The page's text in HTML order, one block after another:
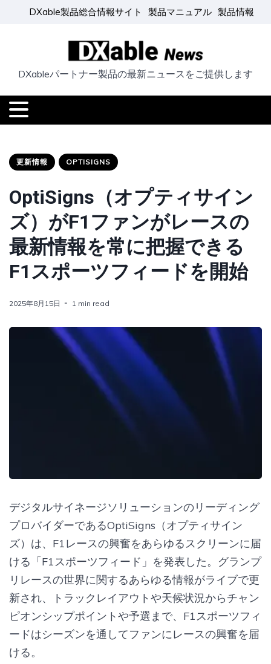
DXable製品総合情報サイト 製品マニュアル 製品情報
DXableパートナー製品の最新ニュースをご提供します
更新情報 OPTISIGNS
OptiSigns（オプティサイン
ズ）がF1ファンがレースの
最新情報を常に把握できる
F1スポーツフィードを開始
2025年8月15日 1 min read
デジタルサイネージソリューションのリーディング
プロバイダーであるOptiSigns（オプティサイン
ズ）は、F1レースの興奮をあらゆるスクリーンに届
ける「F1スポーツフィード」を発表した。グランプ
リレースの世界に関するあらゆる情報がライブで更
新され、トラックレイアウトや天候状況からチャン
ピオンシップポイントや予選まで、F1スポーツフィ
ードはシーズンを通してファンにレースの興奮を届
ける。